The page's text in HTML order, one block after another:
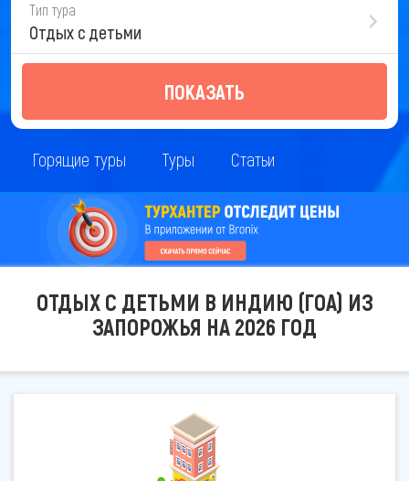
Тип тура
Отдых с детьми
ПОКАЗАТЬ
Горящие туры Туры Статьи
ОТДЫХ С ДЕТЬМИ В ИНДИЮ (ГОА) ИЗ
ЗАПОРОЖЬЯ НА 2026 ГОД